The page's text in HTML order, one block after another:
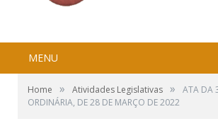
MENU
Home » Atividades Legislativas »
ATA DA
ORDINÁRIA, DE 28 DE MARÇO DE 2022